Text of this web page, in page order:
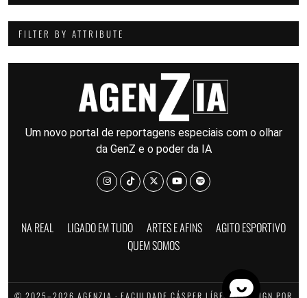
FILTER BY ATTRIBUTE
Um novo portal de reportagens especiais com o olhar
da GenZ e o poder da IA
NA REAL LIGADO EM TUDO ARTES E AFINS
AGITO ESPORTIVO
QUEM SOMOS
© 2025–2026 AGENZIA · FACULDADE CÁSPER LÍBERO · DESIGN POR